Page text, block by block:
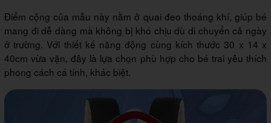
Điểm cộng của mẫu này nằm ở quai đeo thoáng khí, giúp bé
mang đi dễ dàng mà không bị khó chịu dù di chuyển cả ngày
ở trường. Với thiết kế năng động cùng kích thước 30 x 14 x
40cm vừa vặn, đây là lựa chọn phù hợp cho bé trai yêu thích
phong cách cá tính, khác biệt.